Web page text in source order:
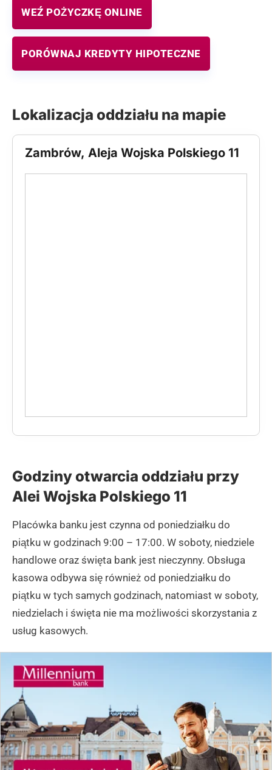
WEŹ POŻYCZKĘ ONLINE
PORÓWNAJ KREDYTY HIPOTECZNE
Lokalizacja oddziału na mapie
Zambrów, Aleja Wojska Polskiego 11
Godziny otwarcia oddziału przy
Alei Wojska Polskiego 11
Placówka banku jest czynna od poniedziałku do
piątku w godzinach 9:00 – 17:00. W soboty, niedziele
handlowe oraz święta bank jest nieczynny. Obsługa
kasowa odbywa się również od poniedziałku do
piątku w tych samych godzinach, natomiast w soboty,
niedzielach i święta nie ma możliwości skorzystania z
usług kasowych.